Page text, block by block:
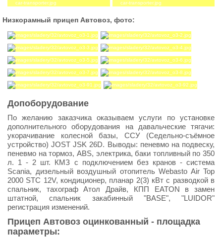
Низкорамный прицеп Автовоз, фото:
Допоборудование
По желанию заказчика оказываем услуги по установке
дополнительного оборудования на давальческие тягачи:
укорачивание колесной базы, ССУ (Седельно-съёмное
устройство) JOST JSK 26D. Выводы: пеневмо на подвеску,
пеневмо на тормоз, ABS, электрика, баки топливный по 350
л. 1 - 2 шт. КМЗ с подключением без кранов - система
Scania, дизельный воздушный отопитель Webasto Air Top
2000 STС 12V, кондиционер, планар 2(3) кВт с разводкой в
спальник, тахограф Атол Драйв, КПП EATON в замен
штатной, спальник закабинный "BASE", "LUIDOR"
регистрация изменений.
Прицеп Автовоз оцинкованный - площадка
параметры: